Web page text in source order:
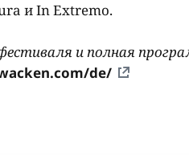
и In Extremo.
и полная
de/